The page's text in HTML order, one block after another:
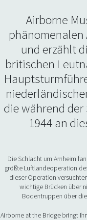
Airborne
phänomenalen
und erzählt
britischen
die während
1944 an
Die Schlacht um Arnheim
größte Luftlandeoperation
dieser Operation
wichtige Brücken über
Bodentruppen über
Airborne at the Bridge bringt